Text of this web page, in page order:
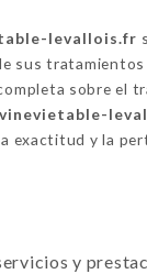
levallois.fr
sus
sobre el
exactitud y la
y